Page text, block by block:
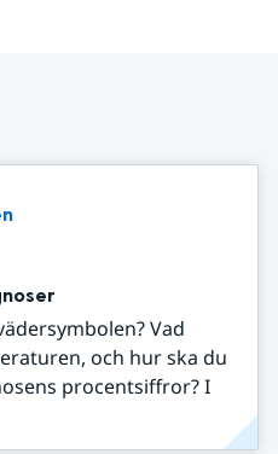
Vad
och hur ska du
procentsiffror? I